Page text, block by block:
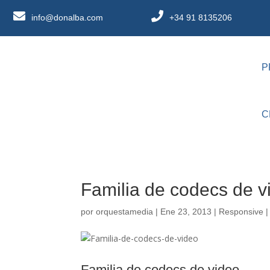
info@donalba.com +34 91 8135206
Familia de codecs de
pororquestamedia | Ene 23, 2013 | Responsive